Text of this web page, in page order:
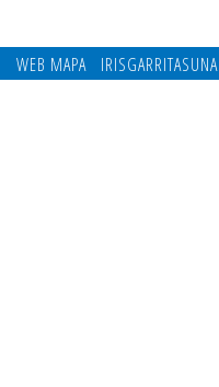
WEB MAPA IRISGARRITASUNA